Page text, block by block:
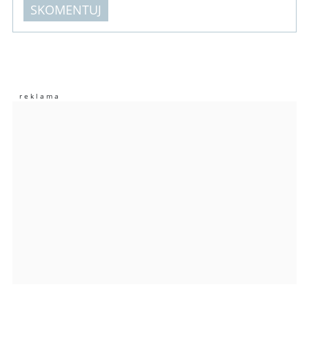
SKOMENTUJ
Imię (Wymagane)